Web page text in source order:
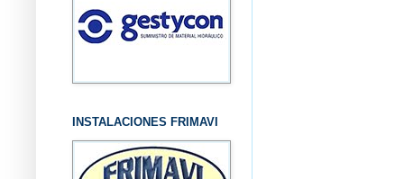
INSTALACIONES FRIMAVI